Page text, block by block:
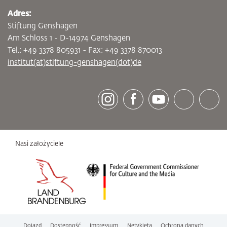
[socialLinksTitle]
Adres:
Stiftung Genshagen
Am Schloss 1 - D-14974 Genshagen
Tel.: +49 3378 805931 - Fax: +49 3378 870013
institut(at)stiftung-genshagen(dot)de
Nasi założyciele
Dojazd Dostępność Impressum Netykieta Ochrona danych